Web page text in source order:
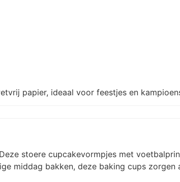
papier, ideaal voor feestjes en
stoere cupcakevormpjes met
middag bakken, deze baking cups